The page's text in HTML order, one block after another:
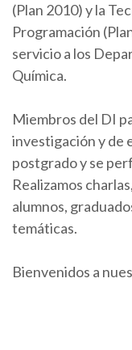
(Plan 2010) y la
Programación
servicio a los
Química.
Miembros del DI
investigación y de
postgrado y se
Realizamos
alumnos,
temáticas.
Bienvenidos a